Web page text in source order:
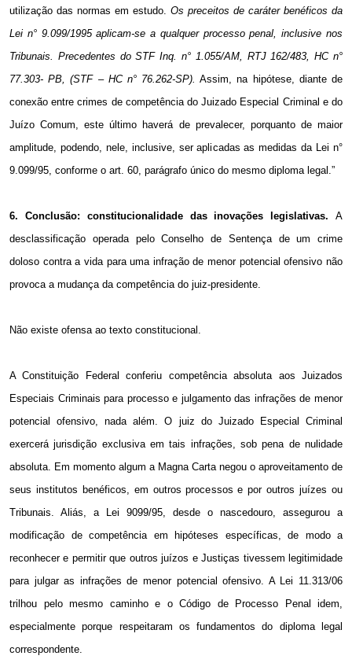
utilização das normas em estudo. Os preceitos de caráter benéficos da
Lei n° 9.099/1995 aplicam-se a qualquer processo penal, inclusive nos
Tribunais. Precedentes do STF Inq. n° 1.055/AM, RTJ 162/483, HC n°
77.303- PB, (STF – HC n° 76.262-SP). Assim, na hipótese, diante de
conexão entre crimes de competência do Juizado Especial Criminal e do
Juízo Comum, este último haverá de prevalecer, porquanto de maior
amplitude, podendo, nele, inclusive, ser aplicadas as medidas da Lei n°
9.099/95, conforme o art. 60, parágrafo único do mesmo diploma legal.”
6. Conclusão: constitucionalidade das inovações legislativas. A
desclassificação operada pelo Conselho de Sentença de um crime
doloso contra a vida para uma infração de menor potencial ofensivo não
provoca a mudança da competência do juiz-presidente.
Não existe ofensa ao texto constitucional.
A Constituição Federal conferiu competência absoluta aos Juizados
Especiais Criminais para processo e julgamento das infrações de menor
potencial ofensivo, nada além. O juiz do Juizado Especial Criminal
exercerá jurisdição exclusiva em tais infrações, sob pena de nulidade
absoluta. Em momento algum a Magna Carta negou o aproveitamento de
seus institutos benéficos, em outros processos e por outros juízes ou
Tribunais. Aliás, a Lei 9099/95, desde o nascedouro, assegurou a
modificação de competência em hipóteses específicas, de modo a
reconhecer e permitir que outros juízos e Justiças tivessem legitimidade
para julgar as infrações de menor potencial ofensivo. A Lei 11.313/06
trilhou pelo mesmo caminho e o Código de Processo Penal idem,
especialmente porque respeitaram os fundamentos do diploma legal
correspondente.